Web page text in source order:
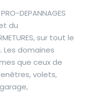
DEPANNAGES
du
sur tout le
domaines
que ceux de
fenêtres, volets,